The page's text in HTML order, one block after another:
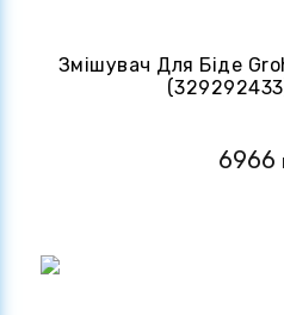
Змішувач Для Біде
6966